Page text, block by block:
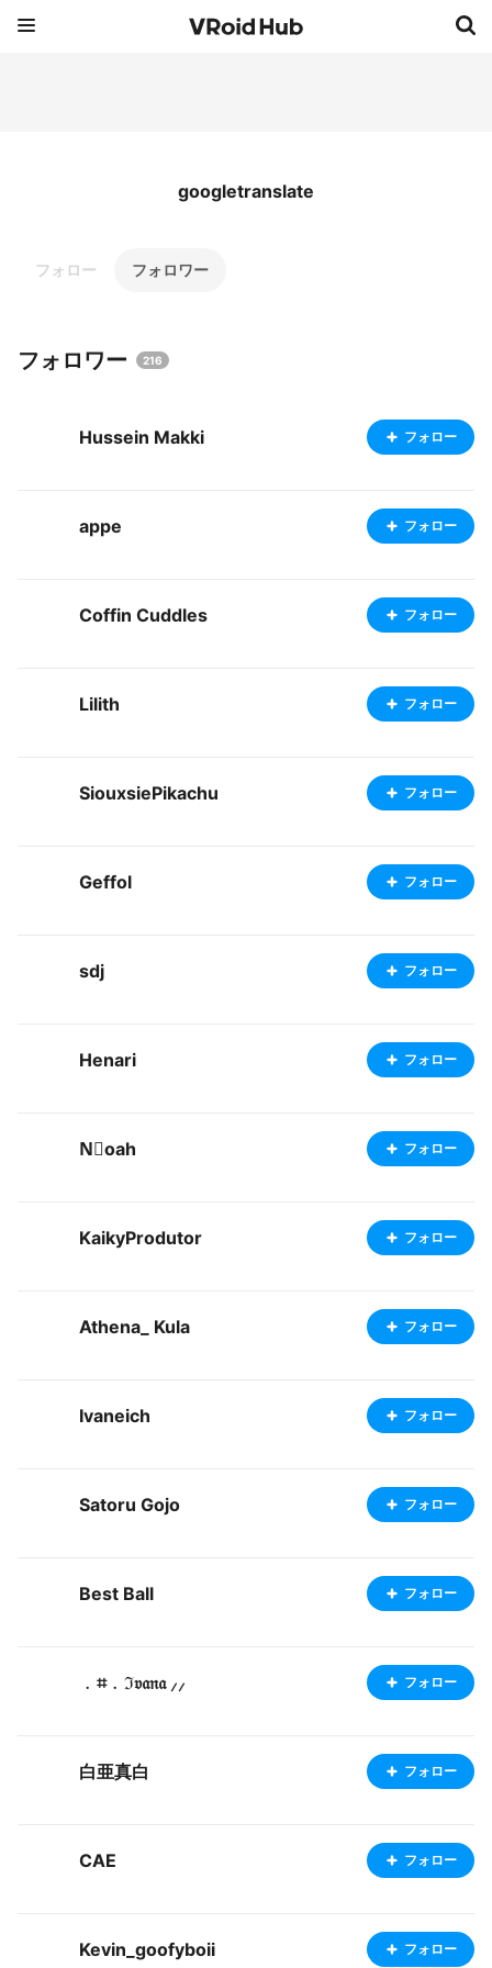
googletranslate
フォロー フォロワー
フォロワー 216
Hussein Makki フォロー
appe フォロー
Coffin Cuddles フォロー
Lilith フォロー
SiouxsiePikachu フォロー
Geffol フォロー
sdj フォロー
Henari フォロー
N⃟oah フォロー
KaikyProdutor フォロー
Athena_ Kula フォロー
Ivaneich フォロー
Satoru Gojo フォロー
Best Ball フォロー
﹒⌗﹒ℑ𝔳𝔞𝔫𝔞 ⸝⸝ フォロー
白亜真白 フォロー
CAE フォロー
Kevin_goofyboii フォロー